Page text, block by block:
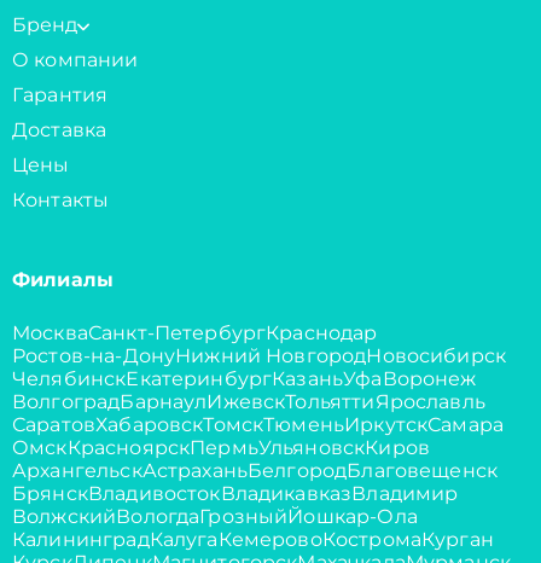
Бренд
О компании
Гарантия
Доставка
Цены
Контакты
Филиалы
МоскваСанкт-ПетербургКраснодар
Ростов-на-ДонуНижний НовгородНовосибирск
ЧелябинскЕкатеринбургКазаньУфаВоронеж
ВолгоградБарнаулИжевскТольяттиЯрославль
СаратовХабаровскТомскТюменьИркутскСамара
ОмскКрасноярскПермьУльяновскКиров
АрхангельскАстраханьБелгородБлаговещенск
БрянскВладивостокВладикавказВладимир
ВолжскийВологдаГрозныйЙошкар-Ола
КалининградКалугаКемеровоКостромаКурган